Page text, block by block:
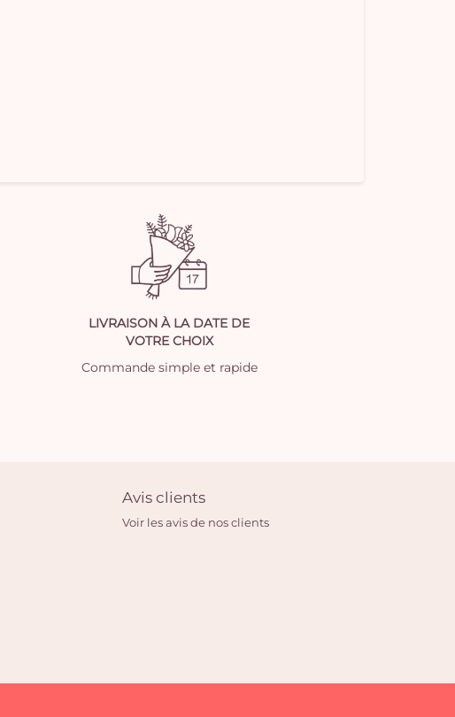
LIVRAISON À LA DATE DE
VOTRE CHOIX
Commande simple et rapide
Avis clients
Voir les avis de nos clients